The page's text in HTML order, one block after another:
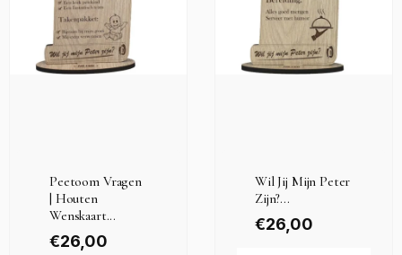
Peetoom Vragen
| Houten
Wenskaart...
€26,00
Wil Jij Mijn Peter
Zijn?...
€26,00